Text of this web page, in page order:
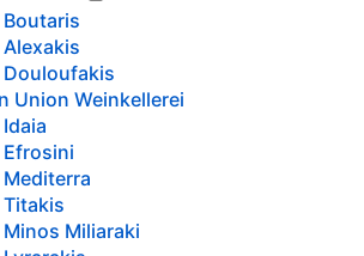
e
t
Union Weinkellerei
Miliaraki